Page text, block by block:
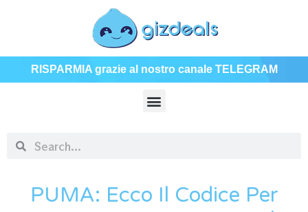
RISPARMIA grazie al nostro canale TELEGRAM
PUMA: Ecco Il Codice Per